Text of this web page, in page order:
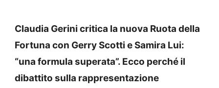
Claudia Gerini critica la nuova Ruota della
Fortuna con Gerry Scotti e Samira Lui:
“una formula superata”. Ecco perché il
dibattito sulla rappresentazione